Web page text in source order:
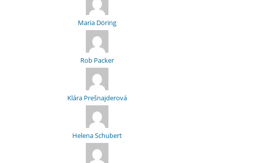
Maria Döring
Rob Packer
Klára Prešnajderová
Helena Schubert